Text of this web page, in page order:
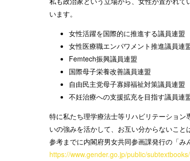
います。
女性活躍を国際的に推進する議員連盟
女性医療職エンパワメント推進議員連
Femtech振興議員連盟
国際母子栄養改善議員連盟
自由民主党母子寡婦福祉対策議員連盟
不妊治療への支援拡充を目指す議員連
特に私たち理学療法士等リハビリテーショ
いの強みを活かして、お互い分からないこと
参考までに内閣府男女共同参画課発行の「み
https://www.gender.go.jp/public/